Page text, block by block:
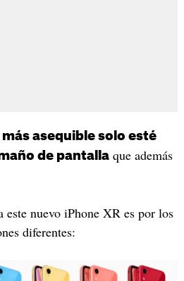
más asequible solo esté
de pantallaque además
este nuevo iPhone XR es por los
diferentes: